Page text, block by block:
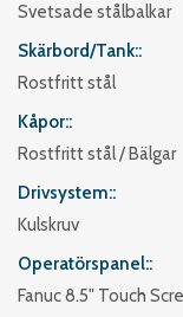
Svetsade stålbalkar
Skärbord/Tank:
Rostfritt stål
Kåpor:
Rostfritt stål / Bälgar
Drivsystem:
Kulskruv
Operatörspanel:
Fanuc 8.5" Touch